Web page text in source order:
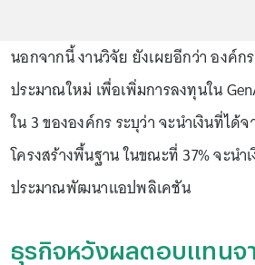
นอกจากนี้ งานวิจัย ยังเผยอีกว่า องค์ก
ประมาณใหม่ เพื่อเพิ่มการลงทุนใน
ใน 3 ขององค์กร ระบุว่า จะนำเงินที่ได้
โครงสร้างพื้นฐาน ในขณะที่ 37% จะนำ
ประมาณพัฒนาแอปพลิเคชัน
ธุรกิจหวังผลตอบแทนจ